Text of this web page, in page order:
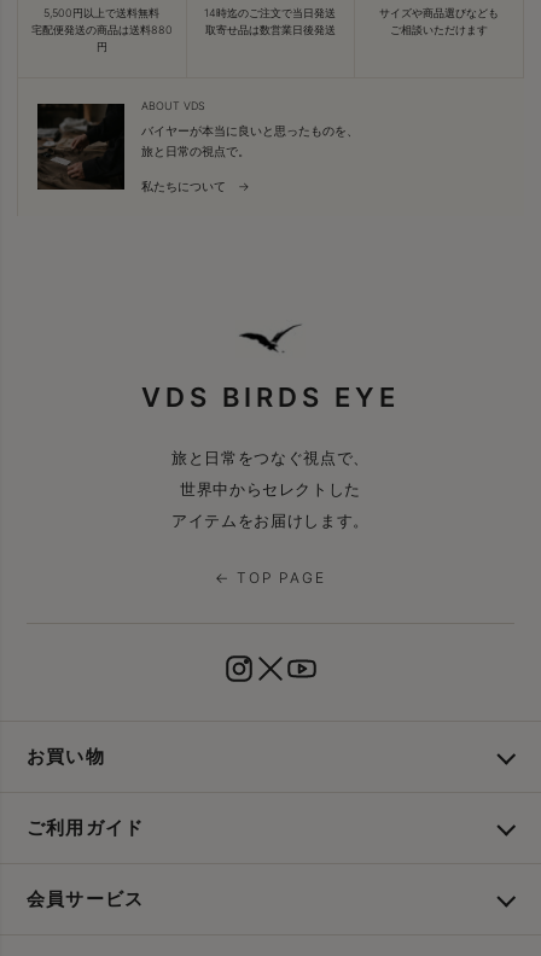
5,500円以上で送料無料
宅配便発送の商品は送料880
円
14時迄のご注文で当日発送
取寄せ品は数営業日後発送
サイズや商品選びなども
ご相談いただけます
ABOUT VDS
バイヤーが本当に良いと思ったものを、
旅と日常の視点で。
私たちについて →
VDS BIRDS EYE
旅と日常をつなぐ視点で、
世界中からセレクトした
アイテムをお届けします。
← TOP PAGE
お買い物
ご利用ガイド
会員サービス